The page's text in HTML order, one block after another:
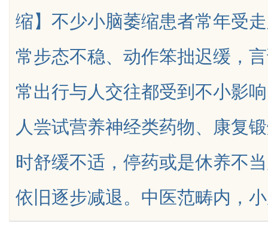
uz
缩】不少小脑萎缩患者常年受
常步态不稳、动作笨拙迟缓，
常出行与人交往都受到不小影
人尝试营养神经类药物、康复
时舒缓不适，停药或是休养不
依旧逐步减退。中医范畴内，